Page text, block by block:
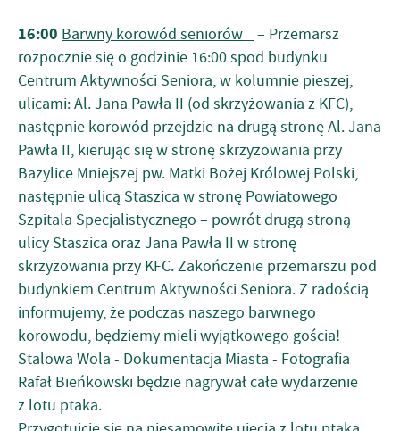
16:00 Barwny korowód seniorów
– Przemarsz
rozpocznie się o godzinie 16:00 spod budynku
Centrum Aktywności Seniora, w kolumnie pieszej,
ulicami: Al. Jana Pawła II (od skrzyżowania z KFC),
następnie korowód przejdzie na drugą stronę Al. Jana
Pawła II, kierując się w stronę skrzyżowania przy
Bazylice Mniejszej pw. Matki Bożej Królowej Polski,
następnie ulicą Staszica w stronę Powiatowego
Szpitala Specjalistycznego – powrót drugą stroną
ulicy Staszica oraz Jana Pawła II w stronę
skrzyżowania przy KFC. Zakończenie przemarszu pod
budynkiem Centrum Aktywności Seniora. Z radością
informujemy, że podczas naszego barwnego
korowodu, będziemy mieli wyjątkowego gościa!
Stalowa Wola - Dokumentacja Miasta - Fotografia
Rafał Bieńkowski będzie nagrywał całe wydarzenie
z lotu ptaka.